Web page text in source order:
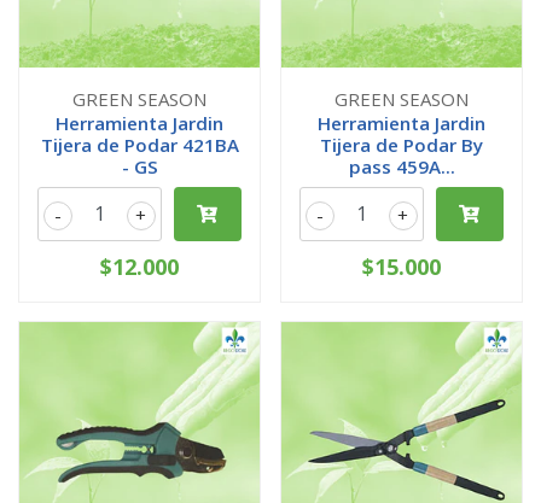
GREEN SEASON
Herramienta Jardin
Tijera de Podar 421BA
- GS
+
-
$12.000
GREEN SEASON
Herramienta Jardin
Tijera de Podar By
pass 459A...
+
-
$15.000